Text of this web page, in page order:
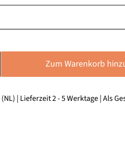
Zum Warenkorb
| Lieferzeit 2 - 5 Werktage | Als